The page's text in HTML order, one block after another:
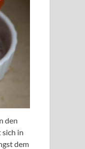
den
in
dem